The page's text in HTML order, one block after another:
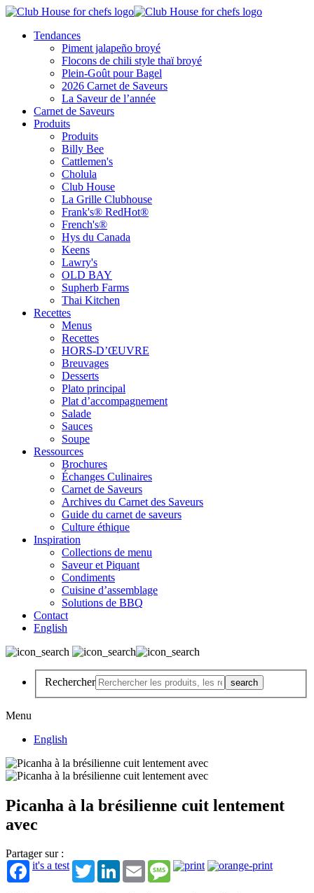
Tendances
Piment jalapeño broyé
Flocons de chili style thaï broyé
Plein-Goût pour Bagel
2026 Carnet de Saveurs
La Saveur de l’année
Carnet de Saveurs
Produits
Produits
Billy Bee
Cattlemen's
Cholula
Club House
La Grille Clubhouse
Frank's® RedHot®
French's®
Hys du Canada
Keens
Lawry's
OLD BAY
Supherb Farms
Thai Kitchen
Recettes
Menus
Recettes
HORS-D’ŒUVRE
Breuvages
Desserts
Plato principal
Plat d’accompagnement
Salade
Sauces
Soupe
Ressources
Brochures
Échanges Culinaires
Carnet de Saveurs
Archives du Carnet des Saveurs
Guide du carnet de saveurs
Culture éthique
Inspiration
Collections de menu
Saveur et Piquant
Condiments
Cuisine d’assemblage
Solutions de BBQ
Contact
English
Rechercher
Menu
English
Picanha à la brésilienne cuit lentement
avec
Partager sur :
it's a test
TwitterLinkedInEmail Message